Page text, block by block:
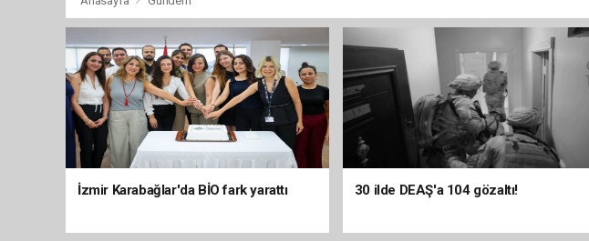
İzmir Karabağlar'da BİO fark yarattı 30 ilde DEAŞ'a 104 gözaltı!